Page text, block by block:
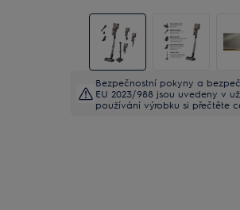
Bezpečnostní pokyny a
EU 2023/988 jsou uvedeny v
používání výrobku si přečtěte